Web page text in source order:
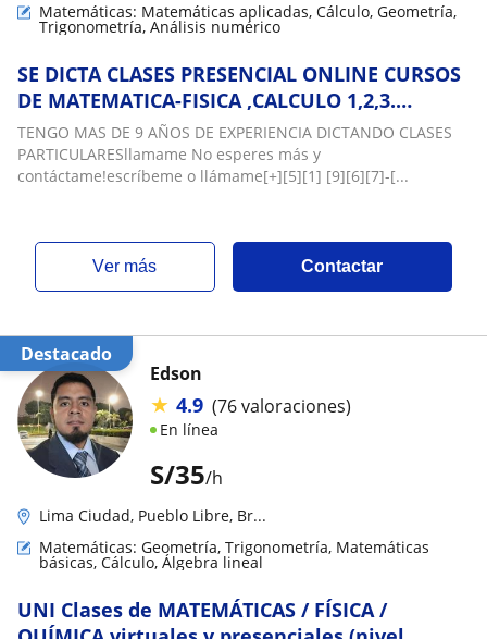
Matemáticas: Matemáticas aplicadas, Cálculo, Geometría,
Trigonometría, Análisis numérico
SE DICTA CLASES PRESENCIAL ONLINE CURSOS
DE MATEMATICA-FISICA ,CALCULO 1,2,3.
DIRIGIDO A UNIVERSITARIOS ,ESCOLARES,BECA
18
TENGO MAS DE 9 AÑOS DE EXPERIENCIA DICTANDO CLASES
PARTICULARESllamame No esperes más y
contáctame!escríbeme o llámame[+][5][1] [9][6][7]-[...
ver más Contactar
Destacado
S/35/h
Edson
★ 4.9 (76 valoraciones)
En línea
Lima Ciudad, Pueblo Libre, Br...
Matemáticas: Geometría, Trigonometría, Matemáticas
básicas, Cálculo, Álgebra lineal
UNI Clases de MATEMÁTICAS / FÍSICA /